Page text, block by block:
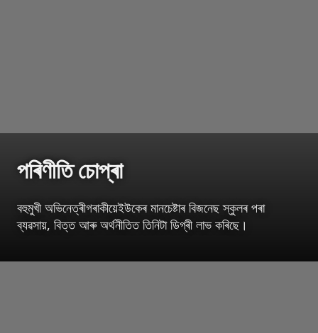
পৰিণীতি চোপ্ৰা
বহুমুখী অভিনেত্ৰীগৰাকীয়েইউকেৰ মানচেষ্টাৰ বিজনেছ স্কুলৰ পৰা
ব্যৱসায়, বিত্ত আৰু অৰ্থনীতিত তিনিটা ডিগ্ৰী লাভ কৰিছে।